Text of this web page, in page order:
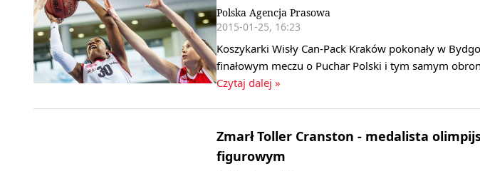
Polska Agencja Prasowa
2015-01-25, 16:23
Koszykarki Wisły Can-Pack Kraków pokonały w
finałowym meczu o Puchar Polski i tym samym
Czytaj dalej »
Zmarł Toller Cranston - medalista
figurowym